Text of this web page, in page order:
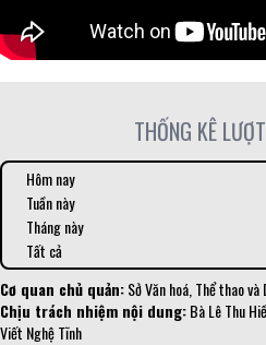
THỐNG KÊ
Hôm nay
Tuần này
Tháng này
Tất cả
Cơ quan chủ quản:Sở Văn hoá, Thể thao
Chịu trách nhiệm nội dung:Bà Lê Thu
Viết Nghệ Tĩnh